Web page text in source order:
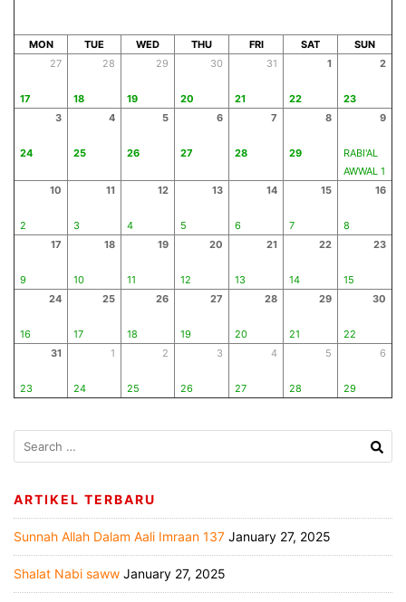
MON TUE WED THU FRI SAT
SUN
27
17
28
18
29
19
30
20
31
21
1
22
2
23
3
24
4
25
5
26
6
27
7
28
8
29
9
RABI'AL
AWWAL 1
10
2
11
3
12
4
13
5
14
6
15
7
16
8
17
9
18
10
19
11
20
12
21
13
22
14
23
15
24
16
25
17
26
18
27
19
28
20
29
21
30
22
31
23
1
24
2
25
3
26
4
27
5
28
6
29
ARTIKEL TERBARU
Sunnah Allah Dalam Aali Imraan 137 January 27, 2025
Shalat Nabi saww January 27, 2025